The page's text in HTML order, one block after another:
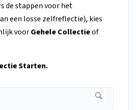
de stappen voor het
een losse zelfreflectie), kies
voorGehele Collectieof
Starten.